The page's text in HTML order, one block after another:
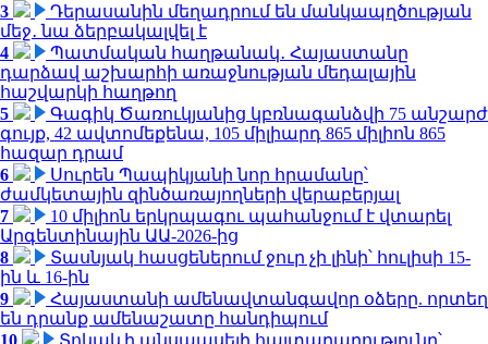
3
Դերասանին մեղադրում են մանկապղծության
մեջ․ նա ձերբակալվել է
4
Պատմական հաղթանակ․ Հայաստանը
դարձավ աշխարհի առաջնության մեդալային
հաշվարկի հաղթող
5
Գագիկ Ծառուկյանից կբռնագանձվի 75 անշարժ
գույք, 42 ավտոմեքենա, 105 միլիարդ 865 միլիոն 865
հազար դրամ
6
Սուրեն Պապիկյանի նոր հրամանը՝
ժամկետային զինծառայողների վերաբերյալ
7
10 միլիոն երկրպագու պահանջում է վտարել
Արգենտինային ԱԱ-2026-ից
8
Տասնյակ հասցեներում ջուր չի լինի՝ հուլիսի 15-
ին և 16-ին
9
Հայաստանի ամենավտանգավոր օձերը. որտեղ
են դրանք ամենաշատը հանդիպում
10
Տոկաևի անսպասելի հայտարարությունը՝